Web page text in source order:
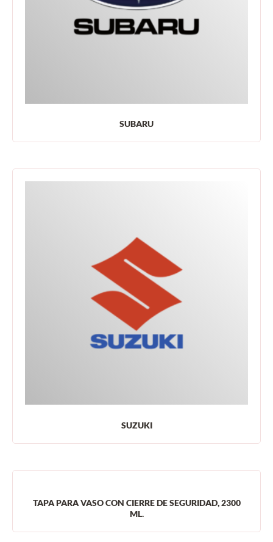
SUBARU
SUZUKI
TAPA PARA VASO CON CIERRE DE SEGURIDAD, 2300
ML.